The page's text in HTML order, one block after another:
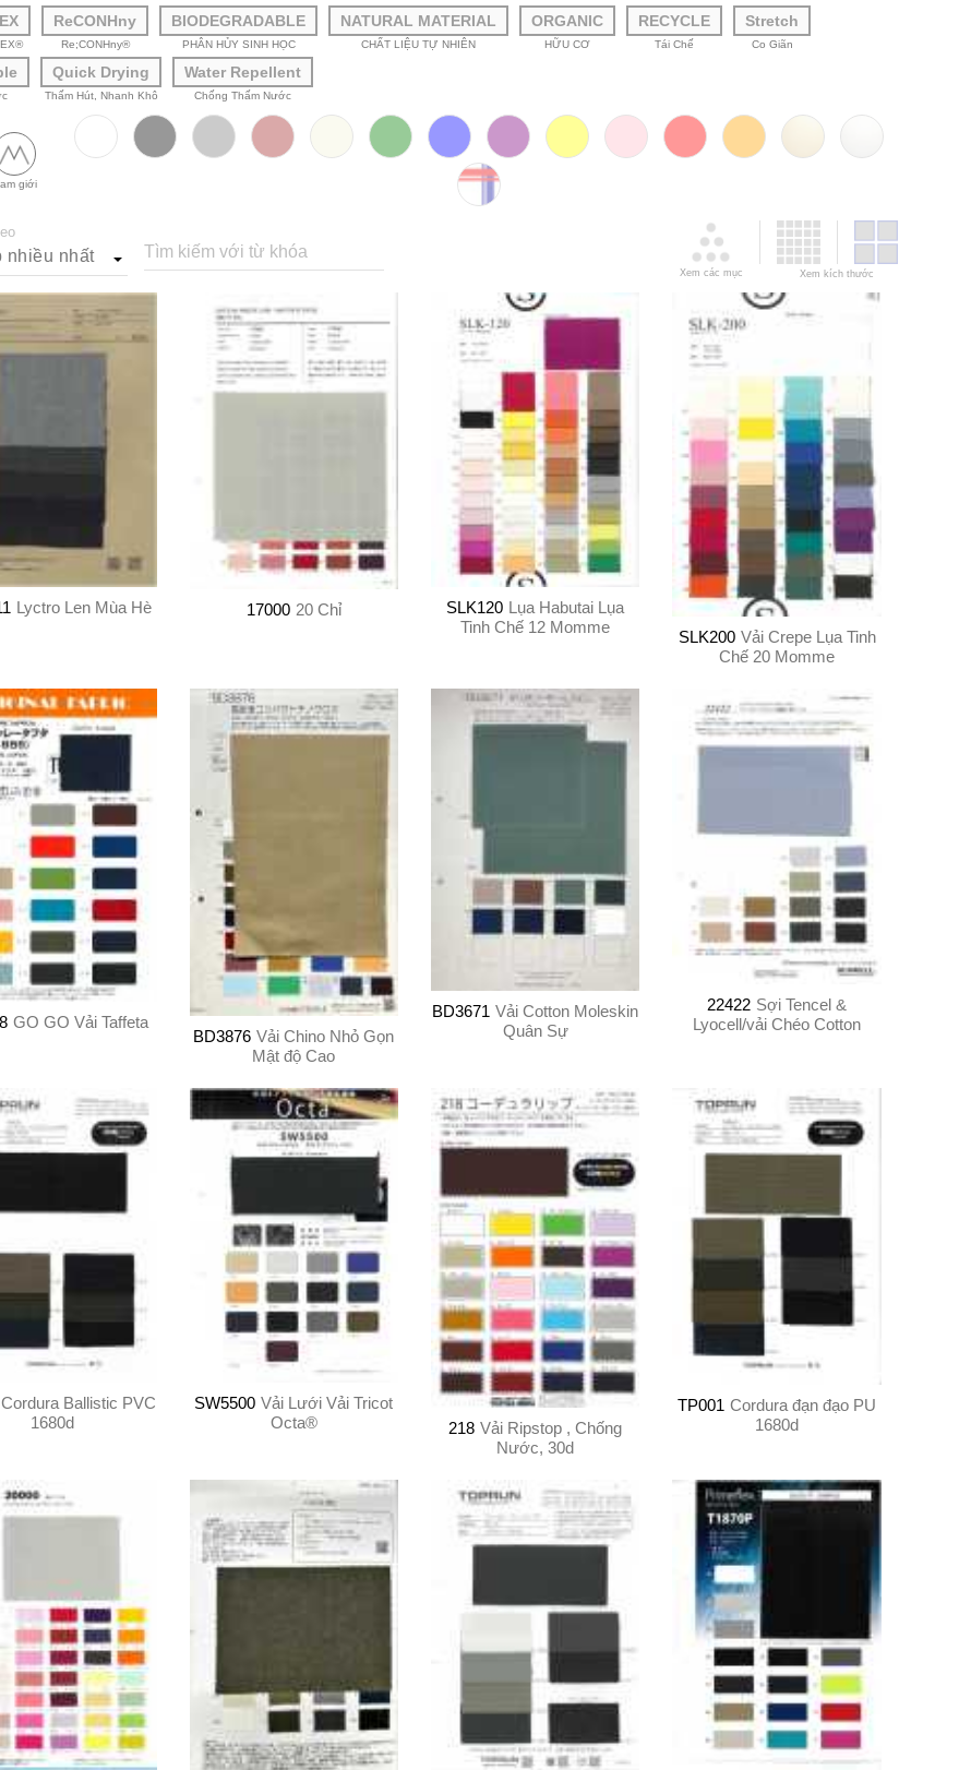
ReCONHny
Re;CONHny®
BIODEGRADABLE
PHÂN HỦY SINH HỌC
NATURAL MATERIAL
CHẤT LIỆU TỰ NHIÊN
ORGANIC
HỮU CƠ
RECYCLE
Tái Chế
Stretch
Co Giãn
Quick Drying
Thấm Hút, Nhanh Khô
Water Repellent
Chống Thấm Nước
giới
Tìm kiếm với từ khóa
Xem các mục Xem kích thước
Lyctro Len Mùa Hè 17000 20 Chỉ SLK120 Lụa Habutai Lụa
Tinh Chế 12 Momme
SLK200 Vải Crepe Lụa Tinh
Chế 20 Momme
GO GO Vải Taffeta
BD3876 Vải Chino Nhỏ Gọn
Mật độ Cao
BD3671 Vải Cotton Moleskin
Quân Sự
22422 Sợi Tencel &
Lyocell/vải Chéo Cotton
Cordura Ballistic PVC
1680d
SW5500 Vải Lưới Vải Tricot
Octa®
218 Vải Ripstop , Chống
Nước, 30d
TP001 Cordura đạn đạo PU
1680d